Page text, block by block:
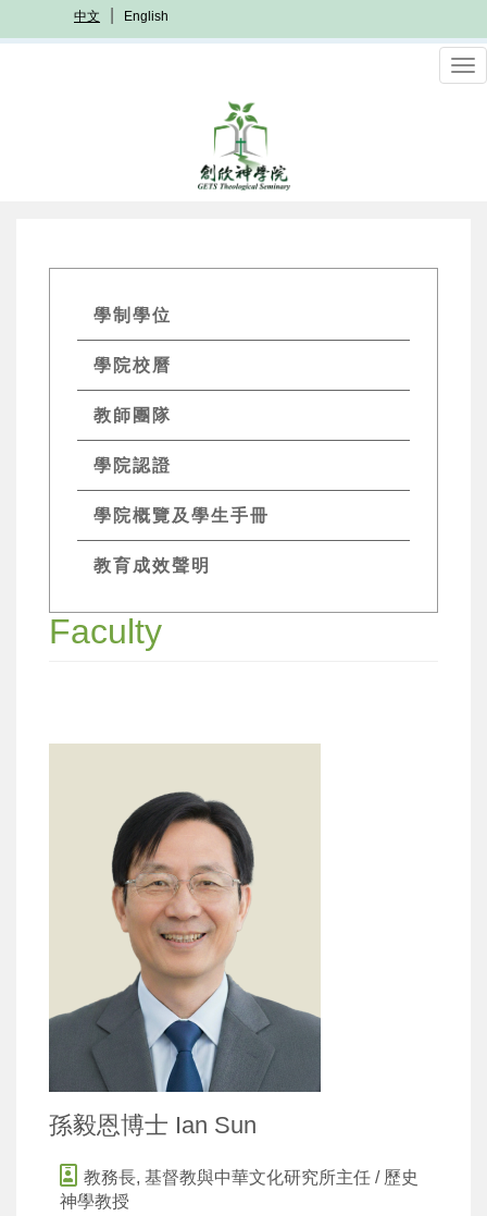
至
中文 English
GETs
Academics
Menu
學制學位
學院校曆
教師團隊
學院認證
學院概覽及學生手冊
教育成效聲明
Faculty
孫毅恩博士 Ian Sun
教務長, 基督教與中華文化研究所主任 / 歷史
神學教授